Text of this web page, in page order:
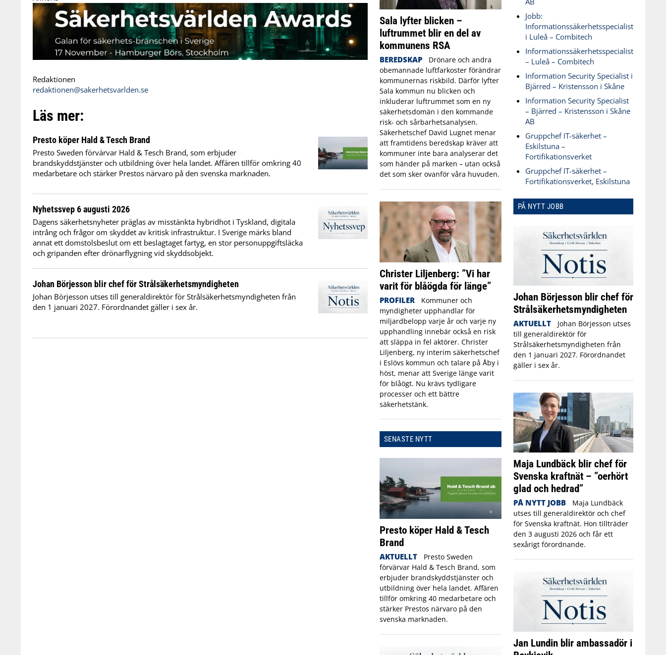
Redaktionen
redaktionen@sakerhetsvarlden.se
Läs mer:
Presto köper Hald & Tesch Brand
Presto Sweden förvärvar Hald & Tesch Brand, som erbjuder
brandskyddstjänster och utbildning över hela landet. Affären tillför omkring 40
medarbetare och stärker Prestos närvaro på den svenska marknaden.
Nyhetssvep 6 augusti 2026
Dagens säkerhetsnyheter präglas av misstänkta hybridhot i Tyskland, digitala
intrång och frågor om skyddet av kritisk infrastruktur. I Sverige märks bland
annat ett domstolsbeslut om ett beslagtaget fartyg, en stor personuppgiftsläcka
och gripanden efter drönarflygning vid skyddsobjekt.
Johan Börjesson blir chef för Strålsäkerhetsmyndigheten
Johan Börjesson utses till generaldirektör för Strålsäkerhetsmyndigheten från
den 1 januari 2027. Förordnandet gäller i sex år.
Sala lyfter blicken –
luftrummet blir en del av
kommunens RSA
BEREDSKAP
Drönare och andra
obemannade luftfarkoster förändrar
kommunernas riskbild. Därför lyfter
Sala kommun nu blicken och
inkluderar luftrummet som en ny
säkerhetsdomän i den kommande
risk- och sårbarhetsanalysen.
Säkerhetschef David Lugnet menar
att framtidens beredskap kräver att
kommuner inte bara analyserar det
som händer på marken – utan också
det som sker ovanför våra huvuden.
Christer Liljenberg: ”Vi har
varit för blåögda för länge”
PROFILER
Kommuner och
myndigheter upphandlar för
miljardbelopp varje år och varje ny
upphandling innebär också en risk
att släppa in fel aktörer. Christer
Liljenberg, ny interim säkerhetschef
i Eslövs kommun och talare på Åby i
höst, menar att Sverige länge varit
för blåögt. Nu krävs tydligare
processer och ett bättre
säkerhetstänk.
SENASTE NYTT
Presto köper Hald & Tesch
Brand
AKTUELLT
Presto Sweden
förvärvar Hald & Tesch Brand, som
erbjuder brandskyddstjänster och
utbildning över hela landet. Affären
tillför omkring 40 medarbetare och
stärker Prestos närvaro på den
svenska marknaden.
Jobb:
Informationssäkerhetsspecialist
i Luleå – Combitech
Informationssäkerhetsspecialist
– Luleå – Combitech
Information Security Specialist i
Bjärred – Kristensson i Skåne
Information Security Specialist
– Bjärred – Kristensson i Skåne
AB
Gruppchef IT-säkerhet –
Eskilstuna –
Fortifikationsverket
Gruppchef IT-säkerhet –
Fortifikationsverket, Eskilstuna
PÅ NYTT JOBB
Johan Börjesson blir chef för
Strålsäkerhetsmyndigheten
AKTUELLT
Johan Börjesson utses
till generaldirektör för
Strålsäkerhetsmyndigheten från
den 1 januari 2027. Förordnandet
gäller i sex år.
Maja Lundbäck blir chef för
Svenska kraftnät – ”oerhört
glad och hedrad”
PÅ NYTT JOBB
Maja Lundbäck
utses till generaldirektör och chef
för Svenska kraftnät. Hon tillträder
den 3 augusti 2026 och får ett
sexårigt förordnande.
Jan Lundin blir ambassadör i